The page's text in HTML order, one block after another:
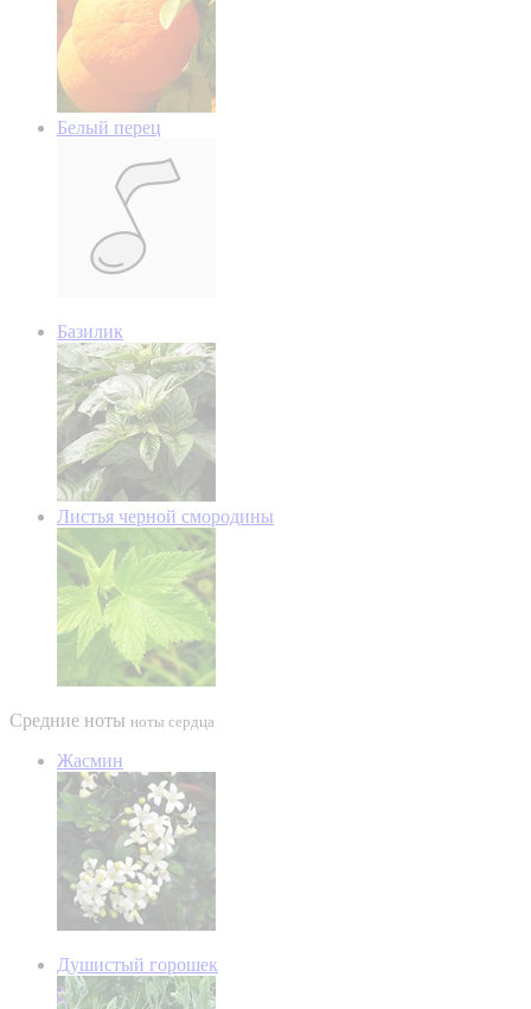
Белый перец
Базилик
Листья черной смородины
Средние ноты ноты сердца
Жасмин
Душистый горошек